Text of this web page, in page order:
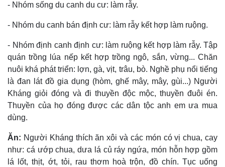
- Nhóm sống du canh du cư: làm rẫy.
- Nhóm du canh bán định cư: làm rẫy kết hợp làm ruộng.
- Nhóm định canh định cư: làm ruộng kết hợp làm rẫy. Tập
quán trồng lúa nếp kết hợp trồng ngô, sắn, vừng... Chăn
nuôi khá phát triển: lợn, gà, vịt, trâu, bò. Nghề phụ nổi tiếng
là đan lát đồ gia dụng (hòm, ghế mây, mây, gùi...) Người
Kháng giỏi đóng và đi thuyền độc mộc, thuyền đuôi én.
Thuyền của họ đóng được các dân tộc anh em ưa mua
dùng.
Ăn: Người Kháng thích ăn xôi và các món có vị chua, cay
như: cá ướp chua, dưa lá củ ráy ngứa, món hỗn hợp gồm
lá lốt, thịt, ớt, tỏi, rau thơm hoà trộn, đồ chín. Tục uống